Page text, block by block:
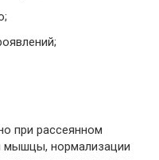
при рассеянном
мышцы, нормализации